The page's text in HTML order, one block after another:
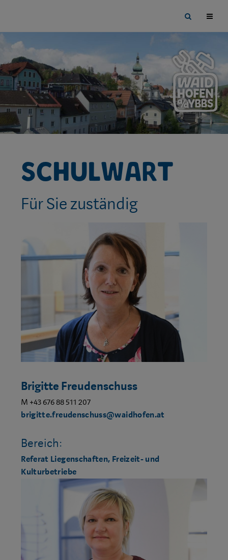
zu:
Site
Schulwart
Für Sie zuständig
Brigitte Freudenschuss
M +43 676 88 511 207
brigitte.freudenschuss@waidhofen.at
Bereich:
Referat Liegenschaften, Freizeit- und
Kulturbetriebe